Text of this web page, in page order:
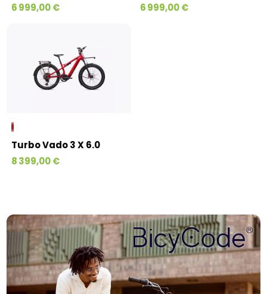
6 999,00 €
6 999,00 €
Turbo Vado 3 X 6.0
8 399,00 €